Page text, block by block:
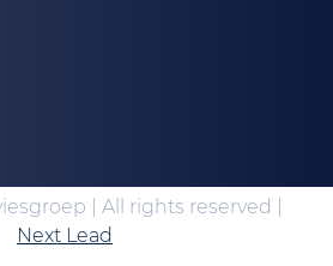
| All rights reserved |
Next Lead